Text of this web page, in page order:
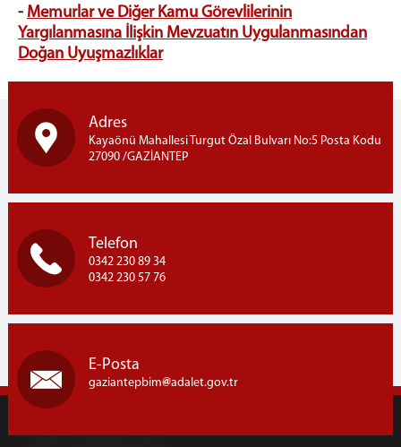
DAVA DAİRELERİ İŞ BÖLÜMÜ
BÖLGE İDARE MAHKEMELERİ KARARLARI ARASINDAKİ
AYKIRILIĞIN GİDERİLMESİ HAKKINDA DANIŞTAY
KARARLARI
VDDK
BÖLGE İDARE MAHKEMELERİ KARARLARI ARASINDAKİ
AYKIRILIĞIN GİDERİLMESİ HAKKINDA KARAR
BİM İÇTİHAT PAYLAŞIMI VE DEĞERLENDİRME
DAVA DAİRELERİ İŞ BÖLÜMÜ
BAŞKANLAR KURULU KARARLARI
İÇTİHADI BİRLEŞTİRME TALEBİ
BAŞKANLIK TALEBİ
BAŞKANLAR KURULU RESEN
TARAFLARIN TALEBİ
İSTİNAF DAİRELERİ
- Memurlar ve Diğer Kamu Görevlilerinin
Yargılanmasına İlişkin Mevzuatın Uygulanmasından
Doğan Uyuşmazlıklar
Adres
Kayaönü Mahallesi Turgut Özal Bulvarı No:5 Posta Kodu
27090 /GAZİANTEP
Telefon
0342 230 89 34
0342 230 57 76
E-Posta
gaziantepbim adalet.gov.tr